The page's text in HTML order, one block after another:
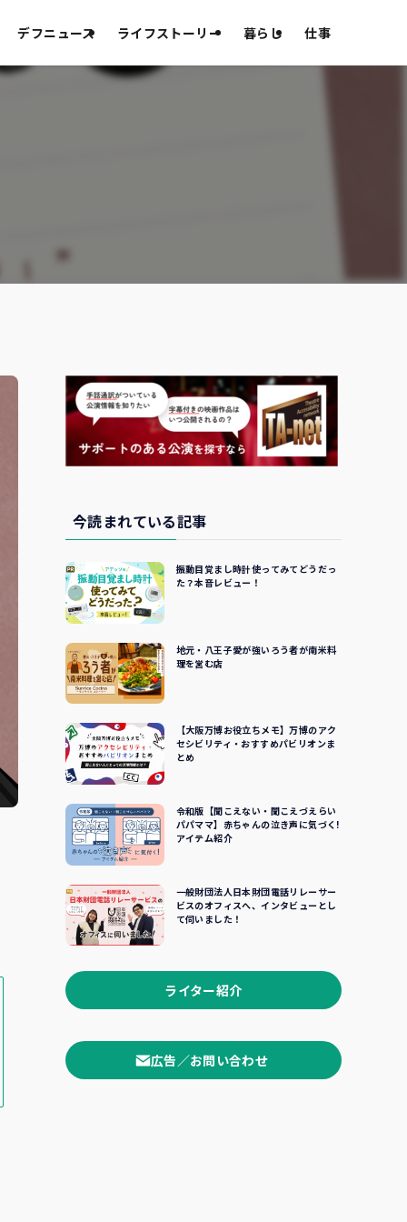
デフニュース ライフストーリー 暮らし 仕事
今読まれている記事
振動目覚まし時計使ってみてどうだっ
た？本音レビュー！
地元・八王子愛が強いろう者が南米料
理を営む店
【大阪万博お役立ちメモ】万博のアク
セシビリティ・おすすめパビリオンま
とめ
令和版【聞こえない・聞こえづえらい
パパママ】赤ちゃんの泣き声に気づく!
アイテム紹介
一般財団法人日本財団電話リレーサー
ビスのオフィスへ、インタビューとし
て伺いました！
ライター紹介
広告／お問い合わせ